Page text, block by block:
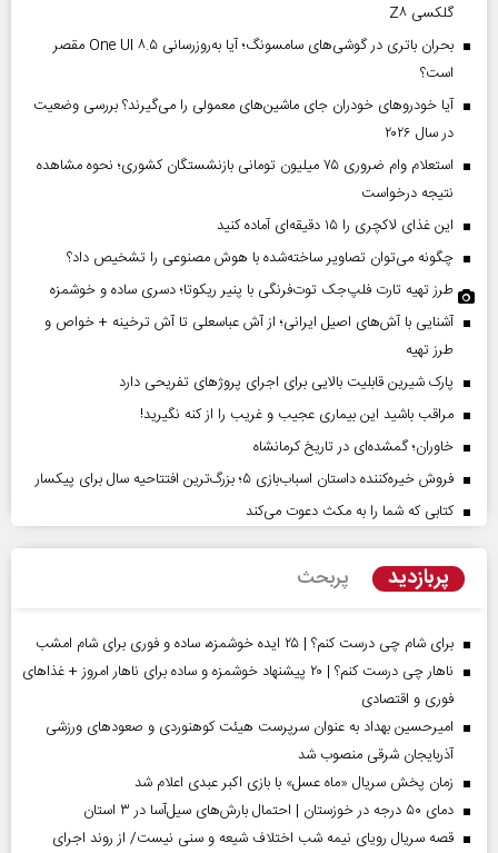
گلکسی Z۸
بحران باتری در گوشی‌های سامسونگ؛ آیا به‌روزرسانی One UI ۸.۵ مقصر
است؟
آیا خودروهای خودران جای ماشین‌های معمولی را می‌گیرند؟ بررسی وضعیت
در سال ۲۰۲۶
استعلام وام ضروری ۷۵ میلیون تومانی بازنشستگان کشوری؛ نحوه مشاهده
نتیجه درخواست
این غذای لاکچری را ۱۵ دقیقه‌ای آماده کنید
چگونه می‌توان تصاویر ساخته‌شده با هوش مصنوعی را تشخیص داد؟
طرز تهیه تارت فلپ‌جک توت‌فرنگی با پنیر ریکوتا؛ دسری ساده و خوشمزه
آشنایی با آش‌های اصیل ایرانی؛ از آش عباسعلی تا آش ترخینه + خواص و
طرز تهیه
پارک شیرین قابلیت‌ بالایی برای اجرای پروژهای تفریحی دارد
مراقب باشید این بیماری عجیب و غریب را از کنه نگیرید!
خاوران؛ گمشده‌ای در تاریخ کرمانشاه
فروش خیره‌کننده داستان اسباب‌بازی ۵؛ بزرگ‌ترین افتتاحیه سال برای پیکسار
کتابی که شما را به مکث دعوت می‌کند
پربازدید پربحث
برای شام چی درست کنم؟ | ۲۵ ایده خوشمزه، ساده و فوری برای شام امشب
ناهار چی درست کنم؟ | ۲۰ پیشنهاد خوشمزه و ساده برای ناهار امروز + غذاهای
فوری و اقتصادی
امیرحسین بهداد به عنوان سرپرست هیئت کوهنوردی و صعودهای ورزشی
آذربایجان شرقی منصوب شد
زمان پخش سریال «ماه عسل» با بازی اکبر عبدی اعلام شد
دمای ۵۰ درجه در خوزستان | احتمال بارش‌های سیل‌آسا در ۳ استان
قصه سریال رویای نیمه شب اختلاف شیعه و سنی نیست/ از روند اجرای